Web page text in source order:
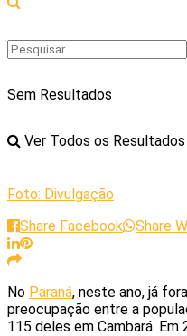
Sem Resultados
Ver Todos os Resultados
Foto: Divulgação
Share Facebook
Share
No Paraná, neste ano, já
preocupação entre a
115 deles em Cambará.